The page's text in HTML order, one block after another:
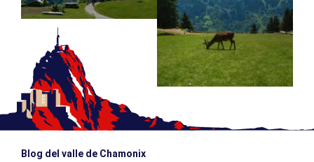
Blog del valle de Chamonix